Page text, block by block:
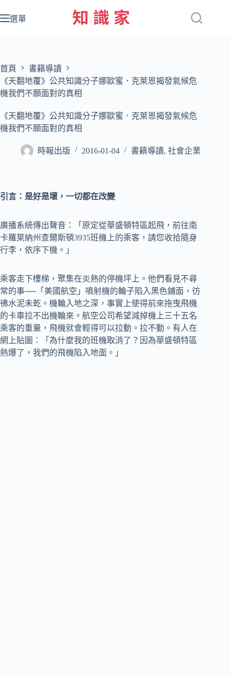
至
容
選單
首頁
書籍導讀
《天翻地覆》公共知識分子娜歐蜜．克萊恩揭發氣候危
機我們不願面對的真相
《天翻地覆》公共知識分子娜歐蜜．克萊恩揭發氣候危
機我們不願面對的真相
時報出版 2016-01-04 書籍導讀, 社會企業
引言：是好是壞，一切都在改變
廣播系統傳出聲音：「原定從華盛頓特區起飛，前往南
卡羅萊納州查爾斯頓3935班機上的乘客，請您收拾隨身
行李，依序下機。」
乘客走下樓梯，聚集在炎熱的停機坪上。他們看見不尋
常的事──「美國航空」噴射機的輪子陷入黑色鋪面，彷
彿水泥未乾。機輪入地之深，事實上使得前來拖曳飛機
的卡車拉不出機輪來。航空公司希望減掉機上三十五名
乘客的重量，飛機就會輕得可以拉動。拉不動。有人在
網上貼圖：「為什麼我的班機取消了？因為華盛頓特區
熱爆了，我們的飛機陷入地面。」